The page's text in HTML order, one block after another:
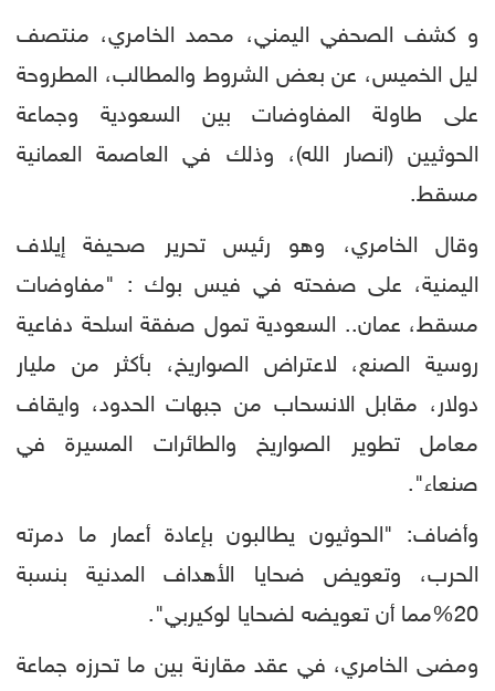
و كشف الصحفي اليمني، محمد الخامري، منتصف
ليل الخميس، عن بعض الشروط والمطالب، المطروحة
على طاولة المفاوضات بين السعودية وجماعة
الحوثيين (انصار الله)، وذلك في العاصمة العمانية
مسقط.
وقال الخامري، وهو رئيس تحرير صحيفة إيلاف
اليمنية، على صفحته في فيس بوك : "مفاوضات
مسقط، عمان.. السعودية تمول صفقة اسلحة دفاعية
روسية الصنع، لاعتراض الصواريخ، بأكثر من مليار
دولار، مقابل الانسحاب من جبهات الحدود، وايقاف
معامل تطوير الصواريخ والطائرات المسيرة في
صنعاء".
وأضاف: "الحوثيون يطالبون بإعادة أعمار ما دمرته
الحرب، وتعويض ضحايا الأهداف المدنية بنسبة
20%مما أن تعويضه لضحايا لوكيربي".
ومضى الخامري، في عقد مقارنة بين ما تحرزه جماعة